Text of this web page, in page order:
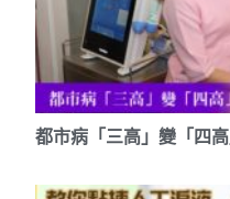
都市病「三高」變「四